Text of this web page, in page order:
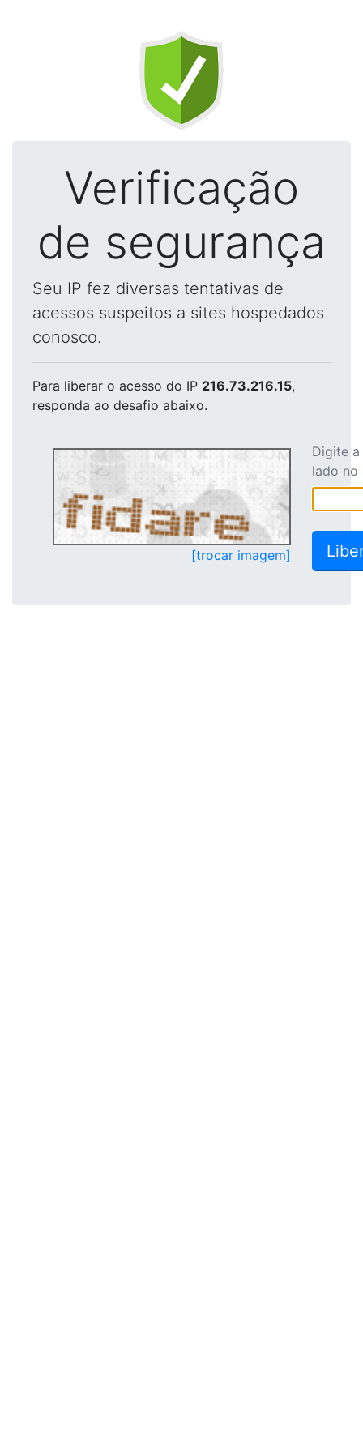
Verificação
de segurança
Seu IP fez diversas tentativas de
acessos suspeitos a sites hospedados
conosco.
Para liberar o acesso do IP 216.73.216.15,
responda ao desafio abaixo.
[trocar imagem]
Digite
lado no